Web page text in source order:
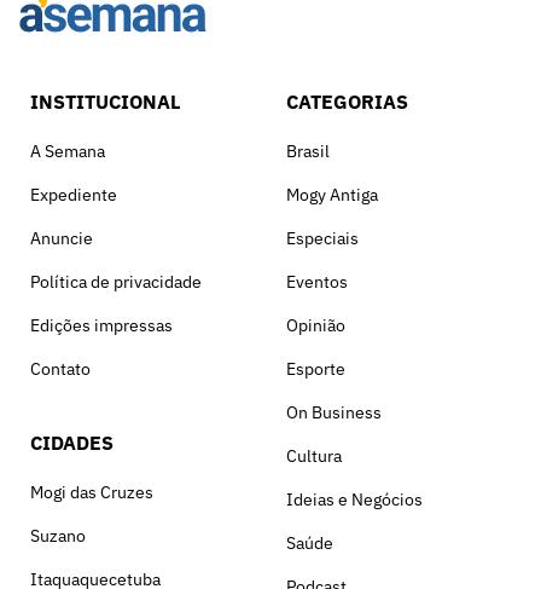
INSTITUCIONAL
A Semana
Expediente
Anuncie
Política de privacidade
Edições impressas
Contato
CIDADES
Mogi das Cruzes
Suzano
Itaquaquecetuba
CATEGORIAS
Brasil
Mogy Antiga
Especiais
Eventos
Opinião
Esporte
On Business
Cultura
Ideias e Negócios
Saúde